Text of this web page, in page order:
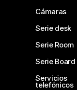
Cámaras
Serie desk
Serie Room
Serie Board
Servicios
telefónicos